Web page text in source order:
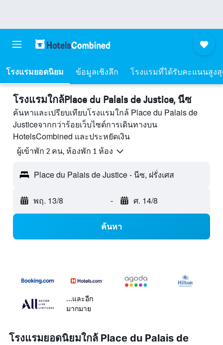
โรงแรมยอดนิยม ข้อมูลเชิงลึก โรงแรมที่ได้รับคะแนนสูง
โรงแรมใกล้Place du Palais de Justice, นีซ
ค้นหาและเปรียบเทียบโรงแรมใกล้ Place du Palais de
Justiceจากกว่าร้อยเว็บไซต์การเดินทางบน
HotelsCombined และประหยัดเงิน
ผู้เข้าพัก 2 คน, ห้องพัก 1 ห้อง
Place du Palais de Justice - นีซ, ฝรั่งเศส
พฤ. 13/8 - ศ. 14/8
ค้นหา
...และอีก
มากมาย
โรงแรมยอดนิยมใกล้ Place du Palais de